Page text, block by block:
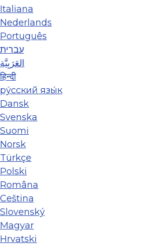
Italiana
Nederlands
Português
עברית
العَرَبِيَّة
हिन्दी
ру́сский язы́к
Dansk
Svenska
Suomi
Norsk
Türkçe
Polski
Româna
Ceština
Slovenský
Magyar
Hrvatski